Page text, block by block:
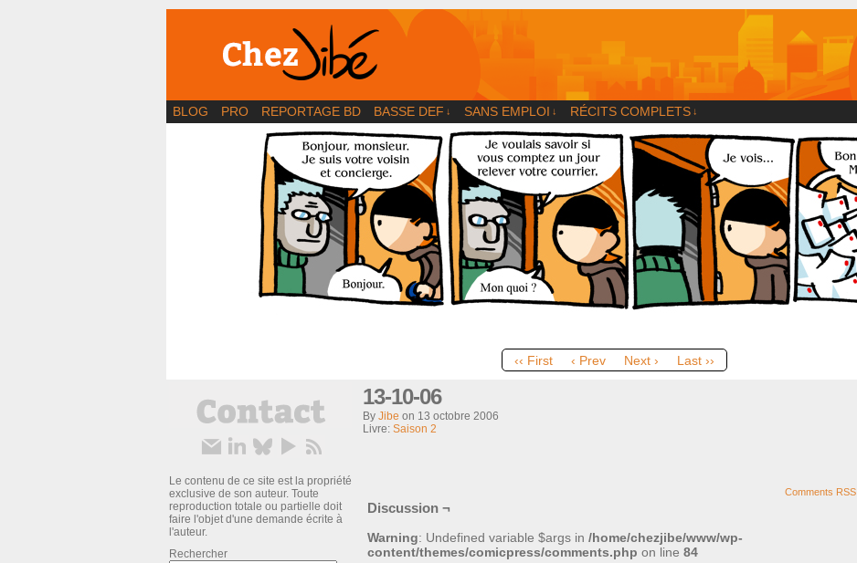
BD | Illustration | Blog
BLOG PRO REPORTAGE BD BASSE DEF ↓ SANS EMPLOI ↓ RÉCITS COMPLETS ↓
‹‹ First ‹ Prev Next › Last ››
Le contenu de ce site est la propriété
exclusive de son auteur. Toute
reproduction totale ou partielle doit
faire l'objet d'une demande écrite à
l'auteur.
Rechercher
13-10-06
By Jibe on 13 octobre 2006
Livre: Saison 2
Comments RSS
Discussion ¬
Warning: Undefined variable $args in /home/chezjibe/www/wp-
content/themes/comicpress/comments.php on line 84